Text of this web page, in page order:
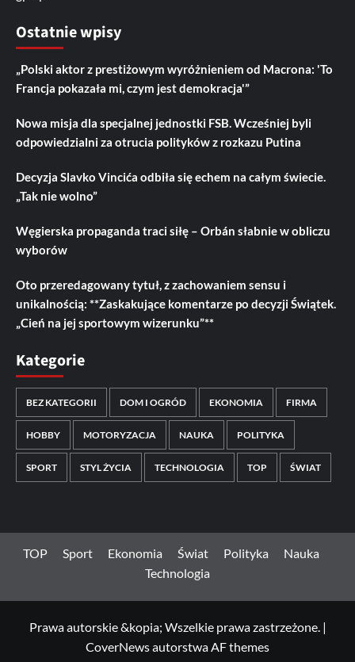
Ostatnie wpisy
„Polski aktor z prestiżowym wyróżnieniem od Macrona: 'To
Francja pokazała mi, czym jest demokracja'”
Nowa misja dla specjalnej jednostki FSB. Wcześniej byli
odpowiedzialni za otrucia polityków z rozkazu Putina
Decyzja Slavko Vincića odbiła się echem na całym świecie.
„Tak nie wolno”
Węgierska propaganda traci siłę – Orbán słabnie w obliczu
wyborów
Oto przeredagowany tytuł, z zachowaniem sensu i
unikalnością: **Zaskakujące komentarze po decyzji Świątek.
„Cień na jej sportowym wizerunku”**
Kategorie
BEZ KATEGORII DOM I OGRÓD EKONOMIA FIRMA
HOBBY MOTORYZACJA NAUKA POLITYKA
SPORT STYL ŻYCIA TECHNOLOGIA TOP ŚWIAT
TOP Sport Ekonomia Świat Polityka
Nauka
Technologia
Prawa autorskie &kopia; Wszelkie prawa zastrzeżone. |
CoverNewsautorstwa AF themes